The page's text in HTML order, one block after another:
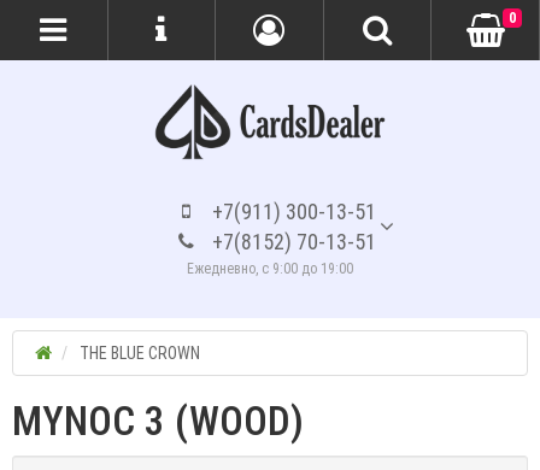
+7(911) 300-13-51
+7(8152) 70-13-51
Ежедневно, с 9:00 до 19:00
0
THE BLUE CROWN
MYNOC 3 (WOOD)